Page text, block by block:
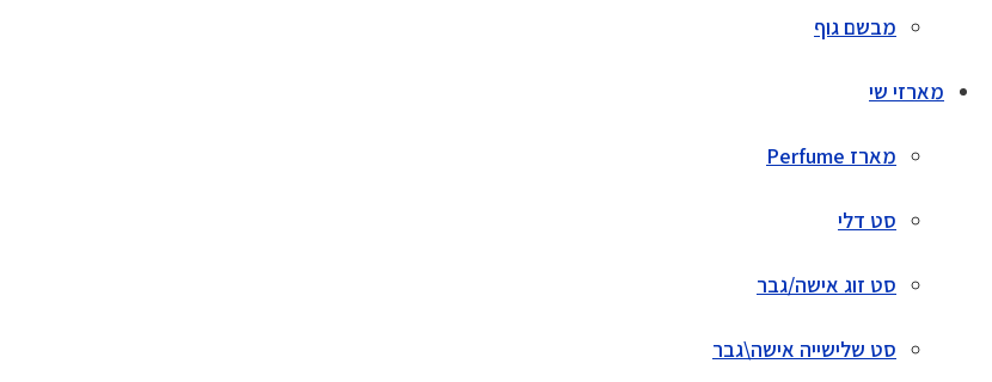
מבשם גוף
מארזי שי
מארז Perfume
סט דלי
סט זוג אישה/גבר
סט שלישייה אישה\גבר